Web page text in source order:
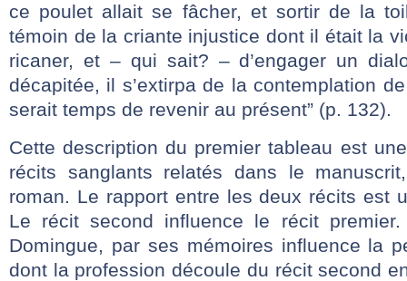
ce poulet allait se fâcher, et sortir de la
témoin de la criante injustice dont il était la
ricaner, et – qui sait? – d’engager un
décapitée, il s’extirpa de la contemplation
serait temps de revenir au présent” (p. 132).
Cette description du premier tableau est
récits sanglants relatés dans le
roman. Le rapport entre les deux récits est
Le récit second influence le récit
Domingue, par ses mémoires influence la
dont la profession découle du récit second